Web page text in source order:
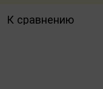
К сравнению